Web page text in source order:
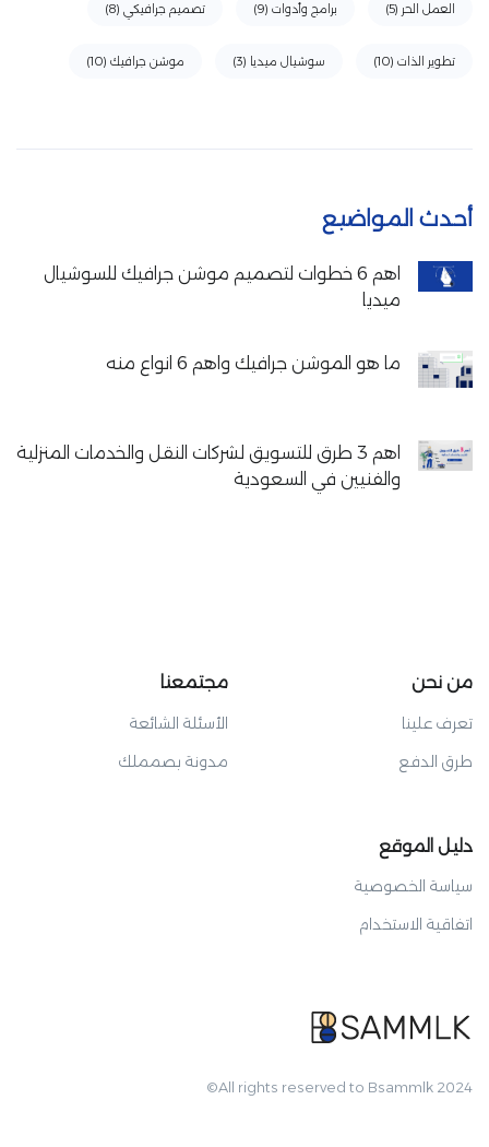
العمل الحر (5) برامج وأدوات (9) تصميم جرافيكي (8)
تطوير الذات (10) سوشيال ميديا (3) موشن جرافيك (10)
أحدث المواضيع
اهم 6 خطوات لتصميم موشن جرافيك للسوشيال
ميديا
ما هو الموشن جرافيك واهم 6 انواع منه
اهم 3 طرق للتسويق لشركات النقل والخدمات المنزلية
والفنيين في السعودية
من نحن
تعرف علينا
طرق الدفع
مجتمعنا
الأسئلة الشائعة
مدونة بصمملك
دليل الموقع
سياسة الخصوصية
اتفاقية الاستخدام
All rights reserved to Bsammlk 2024©